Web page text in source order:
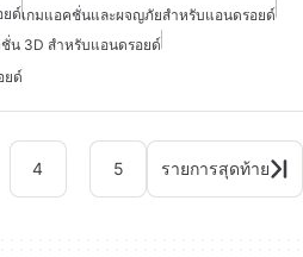
ยด์เกมแอคชั่นและผจญภัยสำหรับแอนดรอยด์
น 3D สำหรับแอนดรอยด์
ยด์
4 5 รายการสุดท้าย